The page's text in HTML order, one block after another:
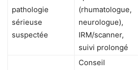
pathologie
sérieuse
suspectée
(rhumatologue,
neurologue),
IRM/scanner,
suivi prolongé
Conseil